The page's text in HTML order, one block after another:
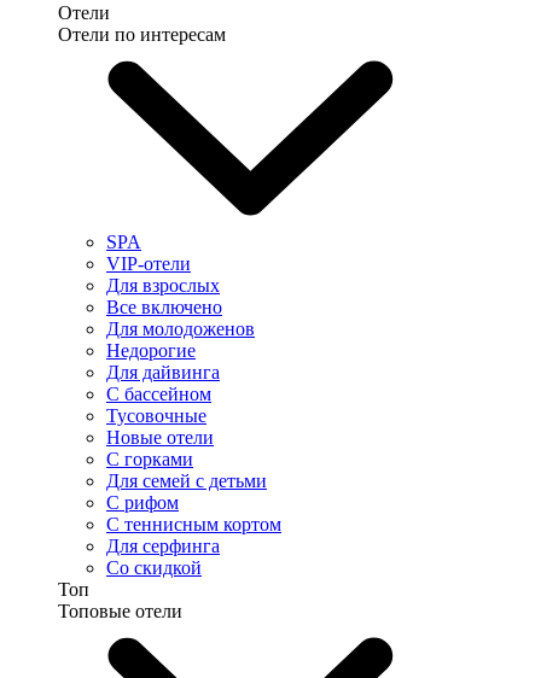
Отели
Отели по интересам
SPA
VIP-отели
Для взрослых
Все включено
Для молодоженов
Недорогие
Для дайвинга
С бассейном
Тусовочные
Новые отели
С горками
Для семей с детьми
С рифом
С теннисным кортом
Для серфинга
Со скидкой
Топ
Топовые отели